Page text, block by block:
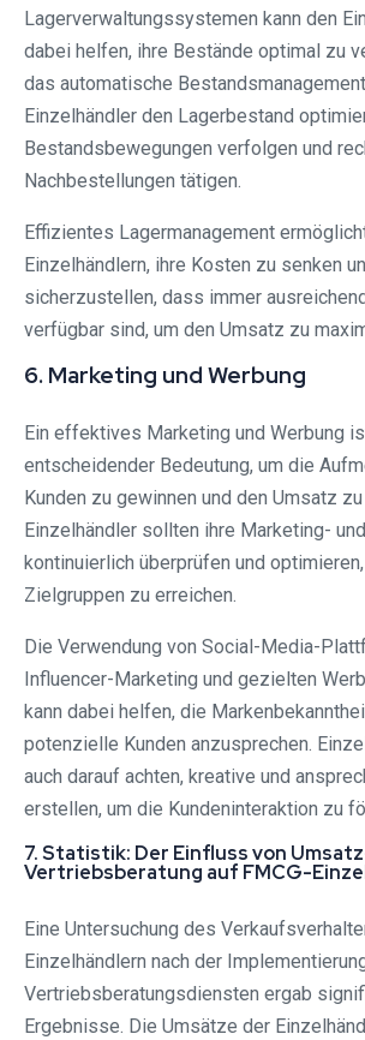
Lagerverwaltungssystemen kann den
dabei helfen, ihre Bestände optimal zu
das automatische
Einzelhändler den Lagerbestand
Bestandsbewegungen verfolgen und
Nachbestellungen tätigen.
Effizientes Lagermanagement
Einzelhändlern, ihre Kosten zu senken
sicherzustellen, dass immer
verfügbar sind, um den Umsatz zu
6. Marketing und Werbung
Ein effektives Marketing und Werbung
entscheidender Bedeutung, um die
Kunden zu gewinnen und den Umsatz
Einzelhändler sollten ihre Marketing-
kontinuierlich überprüfen und
Zielgruppen zu erreichen.
Die Verwendung von Social-Media-
Influencer-Marketing und gezielten
kann dabei helfen, die
potenzielle Kunden anzusprechen.
auch darauf achten, kreative und
erstellen, um die Kundeninteraktion zu
7. Statistik: Der Einfluss von
Vertriebsberatung auf FMCG-
Eine Untersuchung des
Einzelhändlern nach der
Vertriebsberatungsdiensten ergab
Ergebnisse. Die Umsätze der